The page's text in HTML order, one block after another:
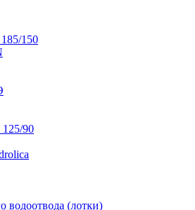
185/150
90
водоотвода (лотки)